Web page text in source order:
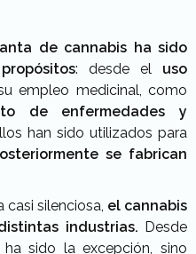
de cannabis ha sido
: desde el uso
empleo medicinal, como
de enfermedades y
han sido utilizados para
se fabrican
silenciosa, el cannabis
industrias. Desde
sido la excepción, sino